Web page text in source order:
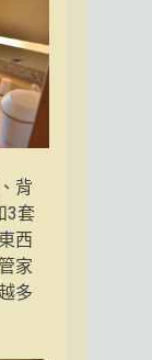
背
3套
西
家
多